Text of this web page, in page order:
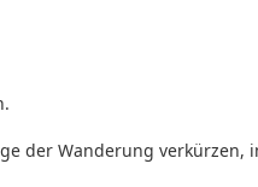
der Wanderung verkürzen,